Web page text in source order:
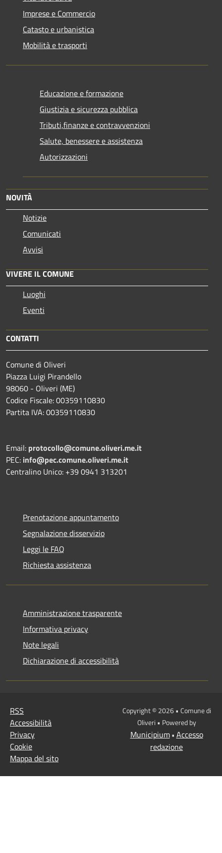
Imprese e Commercio
Catasto e urbanistica
Mobilità e trasporti
Educazione e formazione
Giustizia e sicurezza pubblica
Tributi,finanze e contravvenzioni
Salute, benessere e assistenza
Autorizzazioni
NOVITÀ
Notizie
Comunicati
Avvisi
VIVERE IL COMUNE
Luoghi
Eventi
CONTATTI
Comune di Oliveri
Piazza Luigi Pirandello
98060 - Oliveri (ME)
Codice Fiscale: 00359110830
Partita IVA: 00359110830
Email: protocollo@comune.oliveri.me.it
PEC: info@pec.comune.oliveri.me.it
Centralino Unico: +39 0941 313201
Prenotazione appuntamento
Segnalazione disservizio
Leggi le FAQ
Richiesta assistenza
Amministrazione trasparente
Informativa privacy
Note legali
Dichiarazione di accessibilità
RSS
Accessibilità
Privacy
Cookie
Mappa del sito
Copyright © 2026 • Comune di
Oliveri • Powered by
Municipium• Accesso
redazione